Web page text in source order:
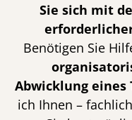
Sie sich mit
Benötigen Sie
Abwicklung eines
ich Ihnen –